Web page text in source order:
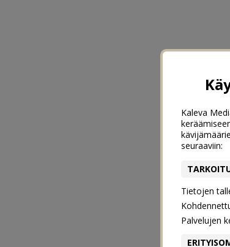
Kaleva
seuraaviin:
Tietojen
Palvelujen